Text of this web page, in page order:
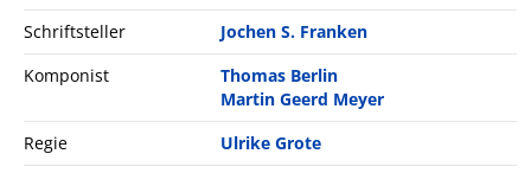
Schriftsteller
Jochen S. Franken
Komponist
Thomas Berlin
Martin Geerd Meyer
Regie
Ulrike Grote